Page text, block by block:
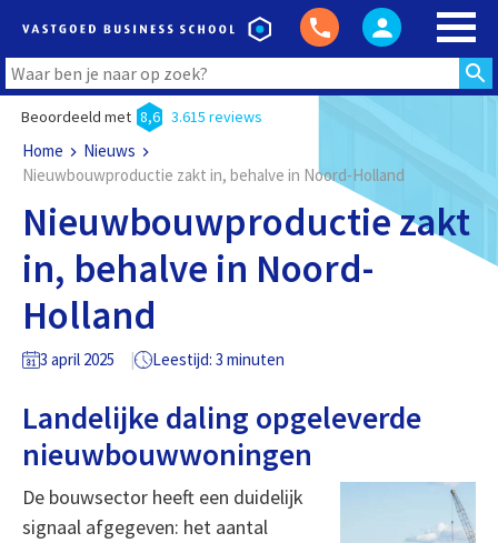
Beoordeeld met 8,6 3.615 reviews
Home
Nieuws
Nieuwbouwproductie zakt in, behalve in Noord-Holland
Nieuwbouwproductie zakt
in, behalve in Noord-
Holland
3 april 2025 Leestijd: 3 minuten
Landelijke daling opgeleverde
nieuwbouwwoningen
De bouwsector heeft een duidelijk
signaal afgegeven: het aantal